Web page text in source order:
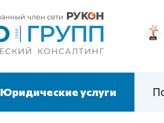
Юридические услуги